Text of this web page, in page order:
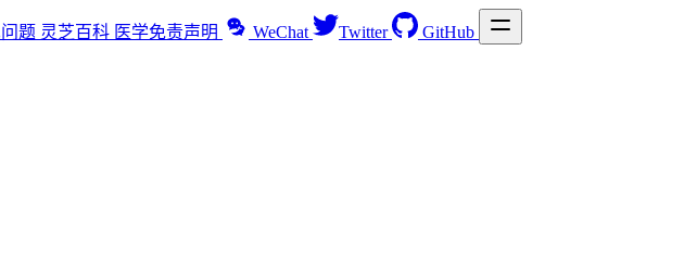
题 灵芝百科 医学免责声明 WeChat Twitter GitHub